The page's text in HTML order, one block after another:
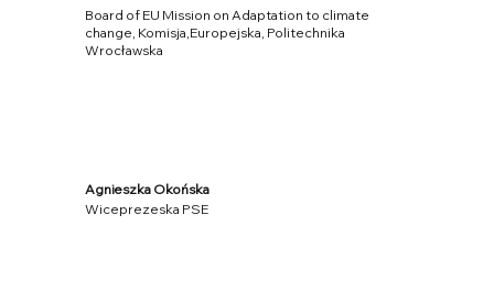
Board of EU Mission on Adaptation to climate
change, Komisja,Europejska, Politechnika
Wrocławska
Agnieszka Okońska
Wiceprezeska PSE